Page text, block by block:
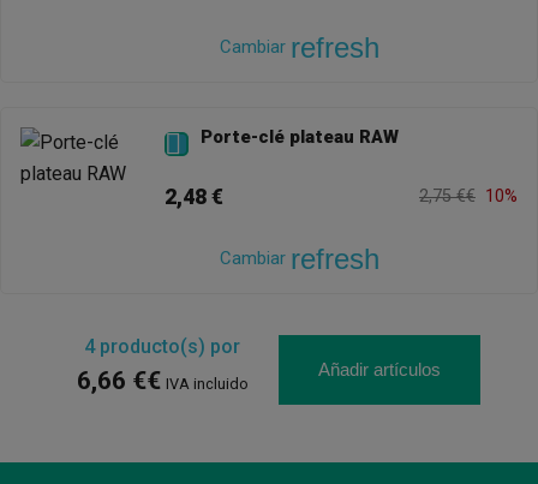
Cambiar refresh
 Porte-clé plateau RAW
2,48 € 2,75 €€ 10%
Cambiar refresh
4producto(s) por
6,66 €€ IVA incluido
Añadir artículos